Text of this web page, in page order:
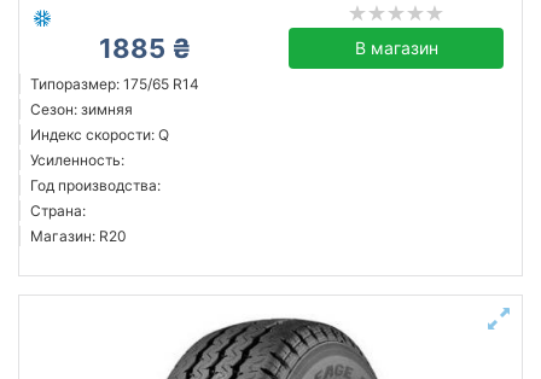
1885 ₴ В магазин
Типоразмер: 175/65 R14
Сезон: зимняя
Индекс скорости: Q
Усиленность:
Год производства:
Страна:
Магазин: R20